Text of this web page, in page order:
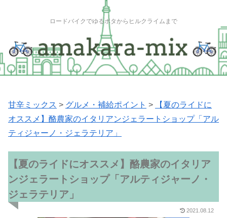
ロードバイクでゆるポタからヒルクライムまで
甘辛ミックス > グルメ・補給ポイント >
【夏のライドに
オススメ】酪農家のイタリアンジェラートショップ「アル
ティジャーノ・ジェラテリア」
【夏のライドにオススメ】酪農家のイタリア
ンジェラートショップ「アルティジャーノ・
ジェラテリア」
2021.08.12